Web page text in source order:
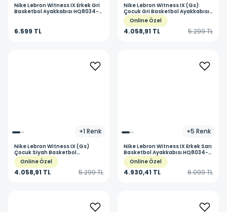
NikeLebron Witness IX Erkek Gri
Basketbol Ayakkabısı HQ8034-
6.599 TL
NikeLebron Witness IX (Gs)
Çocuk Gri Basketbol Ayakkabısı
HV2270-003
Online Özel
4.058,91 TL 5.299 TL
+1 Renk
NikeLebron Witness IX (Gs)
Çocuk Siyah Basketbol
Ayakkabısı HV2270-004
Online Özel
4.058,91 TL 5.299 TL
+5 Renk
NikeLebron Witness IX Erkek Sarı
Basketbol Ayakkabısı HQ8034-
701Online Özel
4.930,41 TL 6.099 TL